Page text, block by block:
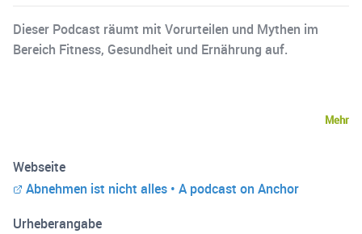
Dieser Podcast räumt mit Vorurteilen und Mythen im
Bereich Fitness, Gesundheit und Ernährung auf.
Mehr
Webseite
Abnehmen ist nicht alles • A podcast on Anchor
Urheberangabe